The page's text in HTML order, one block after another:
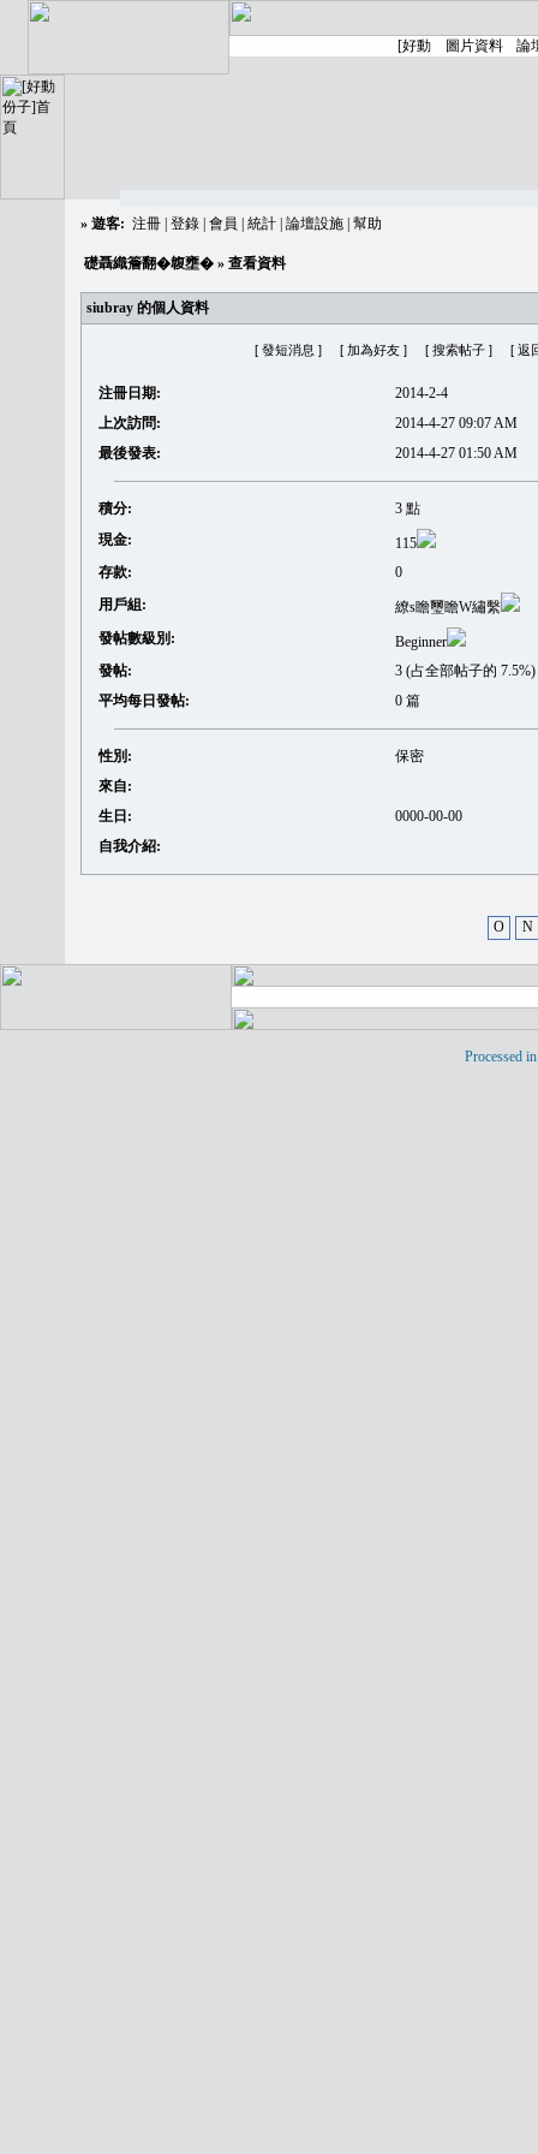
» 遊客: 注冊 登錄 會員 統計 論壇設施 幫助
礎聶織簷翻�䪖壅� » 查看資料
siubray 的個人資料
[ 發短消息 ] [ 加為好友 ] [ 搜索帖子 ] [ 返
注冊日期:
2014-2-4
上次訪問:
2014-4-27 09:07 AM
最後發表:
2014-4-27 01:50 AM
積分:
3 點
現金:
115
存款:
0
用戶組:
繚s瞻璽瞻W繡繫
發帖數級別:
Beginner
發帖:
3 (占全部帖子的 7.5%)
平均每日發帖:
0 篇
性別:
保密
來自:
生日:
0000-00-00
自我介紹:
O N
Processed